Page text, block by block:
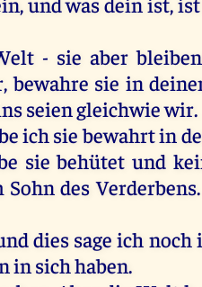
- sie aber
sie in
seien gleichwie wir.
ich sie bewahrt in
sie behütet und
des
dies sage ich
in sich haben.